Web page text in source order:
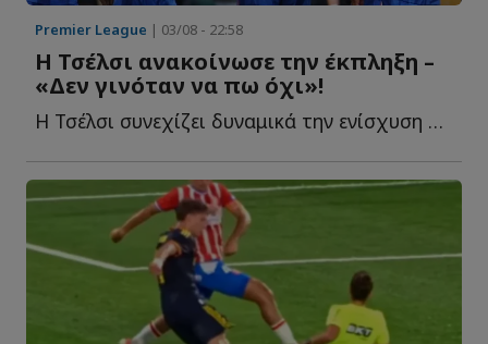
Premier League | 03/08 - 22:58
Η Τσέλσι ανακοίνωσε την έκπληξη –
«Δεν γινόταν να πω όχι»!
Η Τσέλσι συνεχίζει δυναμικά την ενίσχυση του ρόστερ τ...